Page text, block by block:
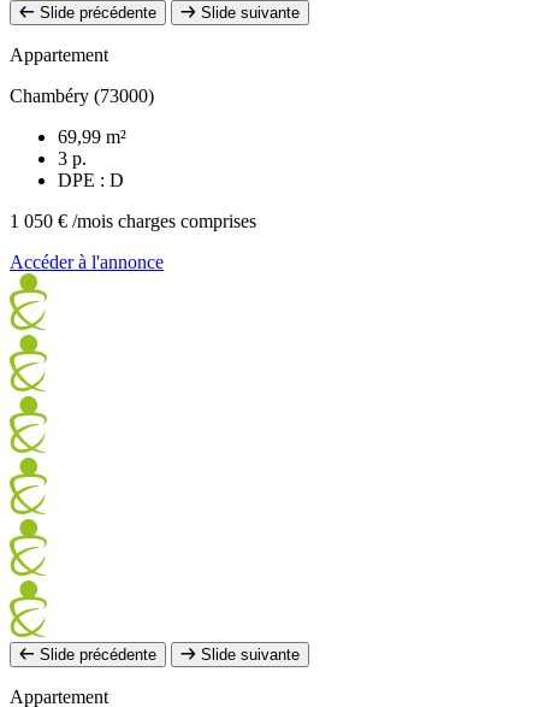
Slide précédente Slide suivante
Appartement
Chambéry (73000)
69,99 m²
3 p.
DPE : D
1 050 € /mois charges comprises
Accéder à l'annonce
Slide précédente Slide suivante
Appartement